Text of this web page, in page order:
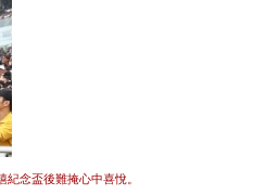
念盃後難掩心中喜悅。